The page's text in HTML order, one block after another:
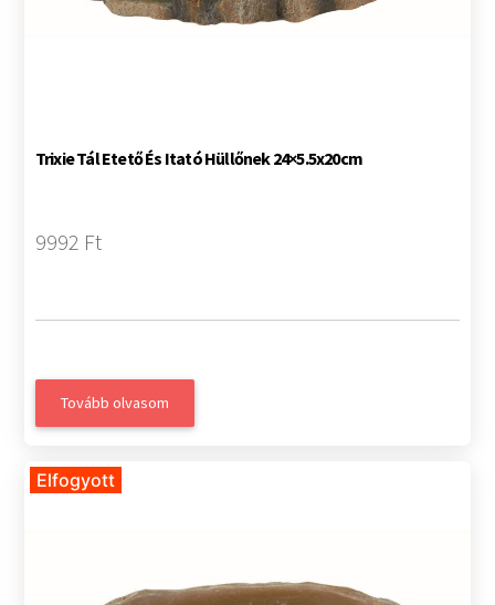
Trixie Tál Etető És Itató Hüllőnek 24×5.5x20cm
9992 Ft
Tovább olvasom
Elfogyott